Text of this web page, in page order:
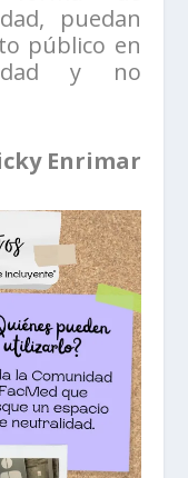
puedan
público en
y no
Enrimar